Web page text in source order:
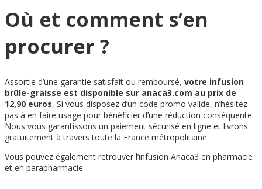
Où et comment s’en
procurer ?
Assortie d’une garantie satisfait ou remboursé, votre infusion
brûle-graisse est disponible sur anaca3.com au prix de
12,90 euros, Si vous disposez d’un code promo valide, n’hésitez
pas à en faire usage pour bénéficier d’une réduction conséquente.
Nous vous garantissons un paiement sécurisé en ligne et livrons
gratuitement à travers toute la France métropolitaine.
Vous pouvez également retrouver l’infusion Anaca3 en pharmacie
et en parapharmacie.